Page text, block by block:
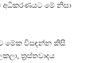
අධිකරණයට මේ නිසා
මේක විසඳන්න කිසි
ත්‍රස්තවාදය